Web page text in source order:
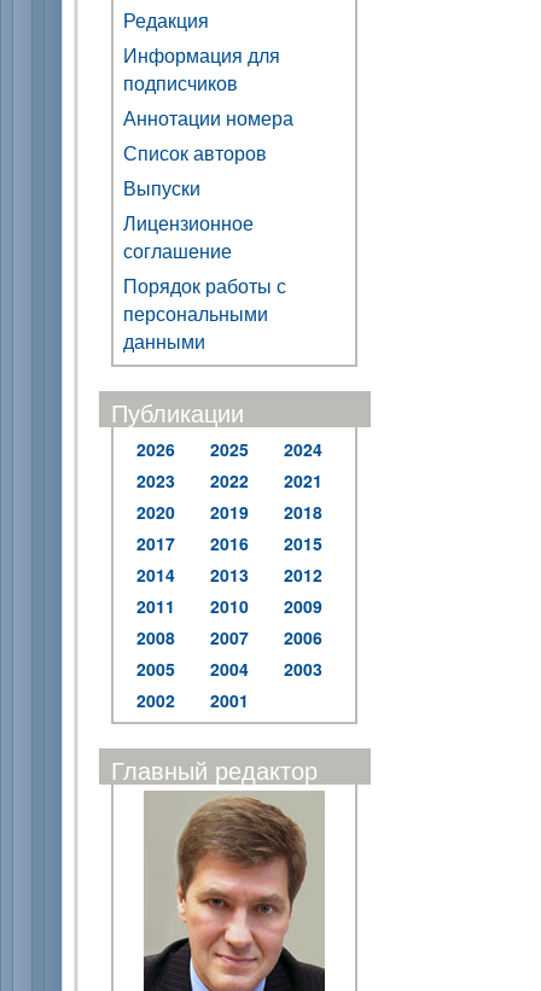
Редакция
Информация для
подписчиков
Аннотации номера
Список авторов
Выпуски
Лицензионное
соглашение
Порядок работы с
персональными
данными
Публикации
2026 2025
2024
2023
2022
2021
2020
2019
2018
2017
2016
2015
2014
2013
2012
2011
2010
2009
2008
2007
2006
2005
2004
2003
2002
2001
Главный редактор